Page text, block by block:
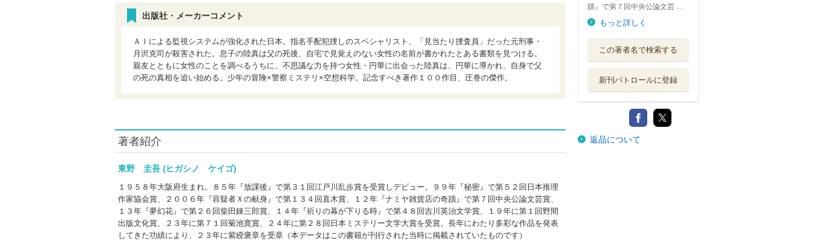
出版社・メーカーコメント
ＡＩによる監視システムが強化された日本。指名手配犯捜しのスペシャリスト、「見当たり捜査員」だった元刑事・
月沢克司が殺害された。息子の陸真は父の死後、自宅で見覚えのない女性の名前が書かれたとある書類を見つける。
親友とともに女性のことを調べるうちに、不思議な力を持つ女性・円華に出会った陸真は、円華に導かれ、自身で父
の死の真相を追い始める。少年の冒険×警察ミステリ×空想科学。記念すべき著作１００作目、圧巻の傑作。
著者紹介
東野 圭吾 (ヒガシノ ケイゴ)
１９５８年大阪府生まれ。８５年『放課後』で第３１回江戸川乱歩賞を受賞しデビュー。９９年『秘密』で第５２回日本推理
作家協会賞、２００６年『容疑者Ｘの献身』で第１３４回直木賞、１２年『ナミヤ雑貨店の奇蹟』で第７回中央公論文芸賞、
１３年『夢幻花』で第２６回柴田錬三郎賞、１４年『祈りの幕が下りる時』で第４８回吉川英治文学賞、１９年に第１回野間
出版文化賞、２３年に第７１回菊池寛賞、２４年に第２８回日本ミステリー文学大賞を受賞。長年にわたり多彩な作品を発表
してきた功績により、２３年に紫綬褒章を受章（本データはこの書籍が刊行された当時に掲載されていたものです）
蹟』で第７回中央公論文芸 …
もっと詳しく
この著者名で検索する
新刊パトロールに登録
返品について